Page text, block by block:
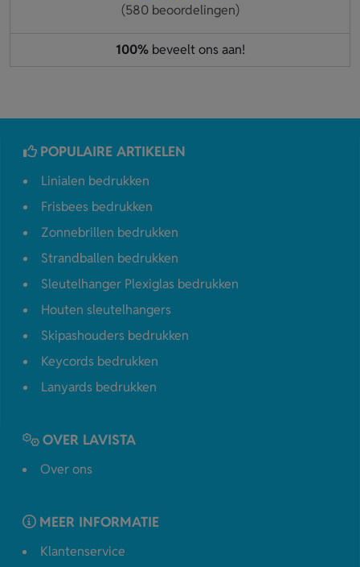
(580 beoordelingen)
100%beveelt ons aan!
POPULAIRE ARTIKELEN
Linialen bedrukken
Frisbees bedrukken
Zonnebrillen bedrukken
Strandballen bedrukken
Sleutelhanger Plexiglas bedrukken
Houten sleutelhangers
Skipashouders bedrukken
Keycords bedrukken
Lanyards bedrukken
OVER LAVISTA
Over ons
MEER INFORMATIE
Klantenservice